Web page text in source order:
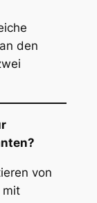
den
von
mit